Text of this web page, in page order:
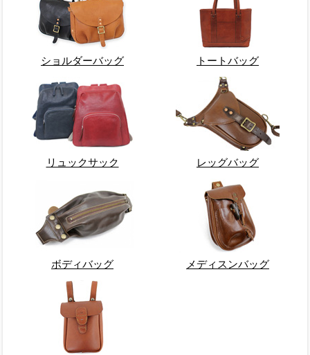
ショルダーバッグ トートバッグ
リュックサック レッグバッグ
ボディバッグ メディスンバッグ